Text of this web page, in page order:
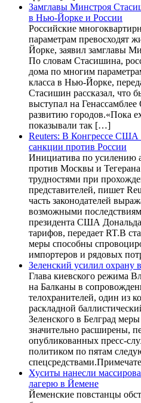
Замглавы Минстроя
в Нью-Йорке и России
Российские
параметрам превосходят
Йорке, заявил замглавы
По словам Стасишина,
дома по многим
класса в Нью-Йорке,
Стасишин рассказал, что
выступал на
развитию городов.«Пока
показывали так […]
Reuters: В Конгрессе США
санкции против России
Инициатива по усилению
против Москвы и
трудностями при
представителей, пишет
часть законодателей
возможными
президента США
тарифов, передает RT.В
меры способны
импортеров и рядовых
Зеленский усилил охрану
Глава киевского режима
на Балканы в
телохранителей, один из
раскладной
Зеленского в Белград
значительно расширены,
опубликованных пресс-
политиком по пятам
Хуситы нанесли
лагерю в Йемене
Йеменские повстанцы